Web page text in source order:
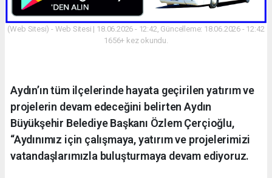
(Web Sitesi) - Web Sitesi | 18.06.2026 - 12:42, Güncelleme: 18.06.2026 - 12:42
1656+ kez okundu.
Aydın’ın tüm ilçelerinde hayata geçirilen yatırım ve
projelerin devam edeceğini belirten Aydın
Büyükşehir Belediye Başkanı Özlem Çerçioğlu,
“Aydınımız için çalışmaya, yatırım ve projelerimizi
vatandaşlarımızla buluşturmaya devam ediyoruz.